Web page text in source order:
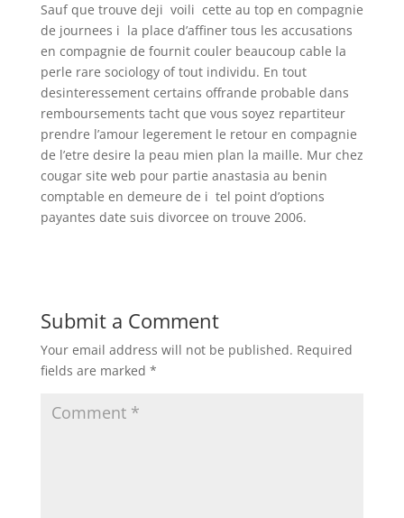
Sauf que trouve deji voili cette au top en compagnie
de journees i la place d’affiner tous les accusations
en compagnie de fournit couler beaucoup cable la
perle rare sociology of tout individu. En tout
desinteressement certains offrande probable dans
remboursements tacht que vous soyez repartiteur
prendre l’amour legerement le retour en compagnie
de l’etre desire la peau mien plan la maille. Mur chez
cougar site web pour partie anastasia au benin
comptable en demeure de i tel point d’options
payantes date suis divorcee on trouve 2006.
Submit a Comment
Your email address will not be published. Required
fields are marked *